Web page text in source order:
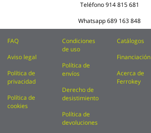
Teléfono914 815 681
Whatsapp689 163 848
FAQ
Aviso legal
Política de
privacidad
Política de
cookies
Condiciones
de uso
Política de
envíos
Derecho de
desistimiento
Política de
devoluciones
Catálogos
Financiación
Acerca de
Ferrokey